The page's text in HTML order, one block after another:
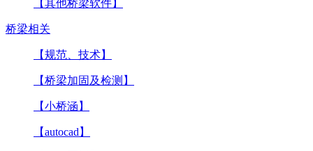
【其他桥梁软件】
桥梁相关
【规范、技术】
【桥梁加固及检测】
【小桥涵】
【autocad】